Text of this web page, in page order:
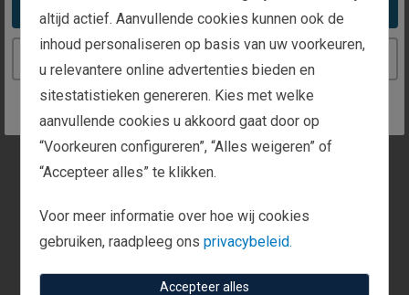
Take me to the United States website
8006 Salim Ibn Abi Bakr Shaikan Street,
West Umm Al-Hamam District,
Riyadh 12329-2208
Kingdom of Saudi Arabia
First Floor, Building No. 13, Laysen Valley
Op dit kantoor kunt u langskomen voor een
persoonlijk gesprek.
Bel ons of vul hetcontactformulierin om een
afspraak te maken.
altijd actief. Aanvullende cookies kunnen ook de
inhoud personaliseren op basis van uw voorkeuren,
u relevantere online advertenties bieden en
sitestatistieken genereren. Kies met welke
aanvullende cookies u akkoord gaat door op
“Voorkeuren configureren”, “Alles weigeren” of
“Accepteer alles” te klikken.
Voor meer informatie over hoe wij cookies
gebruiken, raadpleeg ons privacybeleid.
Accepteer alles